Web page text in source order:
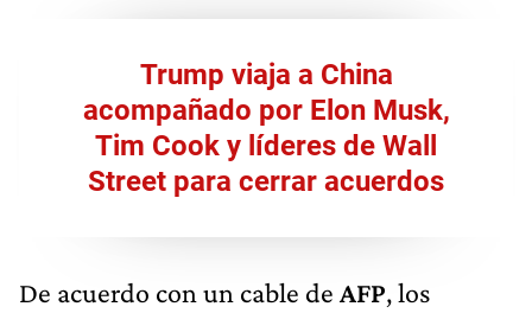
Trump viaja a China
acompañado por Elon Musk,
Tim Cook y líderes de Wall
Street para cerrar acuerdos
De acuerdo con un cable de AFP, los